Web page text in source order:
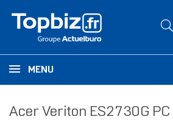
MENU
Acer Veriton ES2730G